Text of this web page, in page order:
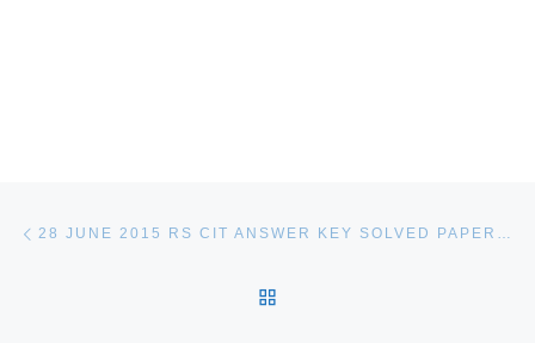
28 JUNE 2015 RS CIT ANSWER KEY SOLVED PAPER EXAM